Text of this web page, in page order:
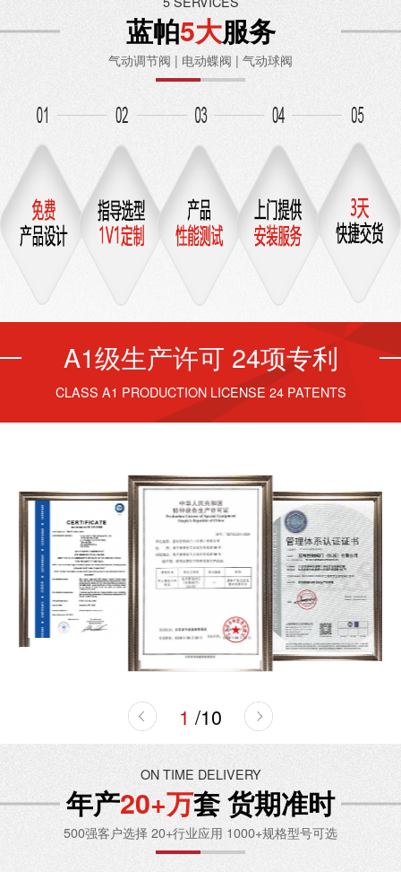
蓝帕5大服务
气动调节阀 | 电动蝶阀 | 气动球阀
A1级生产许可 24项专利
CLASS A1 PRODUCTION LICENSE 24 PATENTS
1 /10
ON TIME DELIVERY
年产20+万套 货期准时
500强客户选择 20+行业应用 1000+规格型号可选